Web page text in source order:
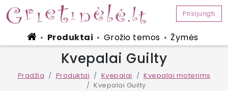
Prisijungti
■ Produktai ■ Grožio temos ■ Žymės
Kvepalai Guilty
Pradžia Produktai Kvepalai
Kvepalai moterims
Kvepalai Guilty